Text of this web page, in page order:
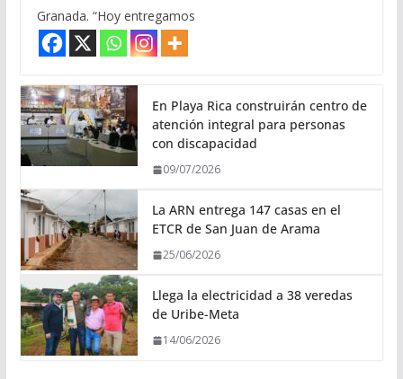
Granada. “Hoy entregamos
En Playa Rica construirán centro de
atención integral para personas
con discapacidad
09/07/2026
La ARN entrega 147 casas en el
ETCR de San Juan de Arama
25/06/2026
Llega la electricidad a 38 veredas
de Uribe-Meta
14/06/2026